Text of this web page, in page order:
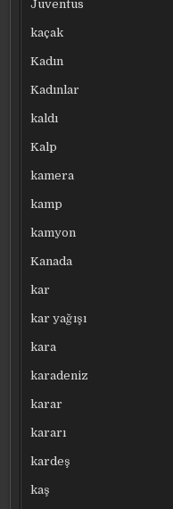
Juventus
kaçak
Kadın
Kadınlar
kaldı
Kalp
kamera
kamp
kamyon
Kanada
kar
kar yağışı
kara
karadeniz
karar
kararı
kardeş
kaş